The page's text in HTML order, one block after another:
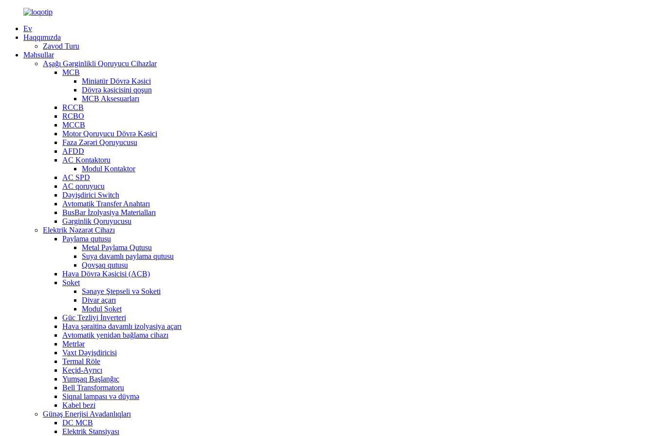
Ev
Haqqımızda
Zavod Turu
Məhsullar
Aşağı Gərginlikli Qoruyucu Cihazlar
MCB
Miniatür Dövrə Kəsici
Dövrə kəsicisini qoşun
MCB Aksesuarları
RCCB
RCBO
MCCB
Motor Qoruyucu Dövrə Kəsici
Faza Zərəri Qoruyucusu
AFDD
AC Kontaktoru
Modul Kontaktor
AC SPD
AC qoruyucu
Dəyişdirici Switch
Avtomatik Transfer Anahtarı
BusBar İzolyasiya Materialları
Gərginlik Qoruyucusu
Elektrik Nəzarət Cihazı
Paylama qutusu
Metal Paylama Qutusu
Suya davamlı paylama qutusu
Qovşaq qutusu
Hava Dövrə Kəsicisi (ACB)
Soket
Sənaye Ştepseli və Soketi
Divar açarı
Modul Soket
Güc Tezliyi İnverteri
Hava şəraitinə davamlı izolyasiya açarı
Avtomatik yenidən bağlama cihazı
Metrlər
Vaxt Dəyişdiricisi
Termal Röle
Keçid-Ayrıcı
Yumşaq Başlanğıc
Bell Transformatoru
Siqnal lampası və düymə
Kabel bezi
Günəş Enerjisi Avadanlıqları
DC MCB
Elektrik Stansiyası